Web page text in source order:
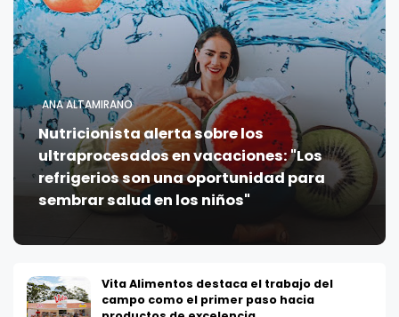
ANA ALTAMIRANO
Nutricionista alerta sobre los
ultraprocesados en vacaciones: "Los
refrigerios son una oportunidad para
sembrar salud en los niños"
Vita Alimentos destaca el trabajo del
campo como el primer paso hacia